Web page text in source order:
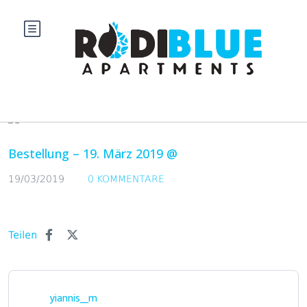
Bestellung – 19. März 2019 @
19/03/2019 0 KOMMENTARE
Teilen
yiannis__m